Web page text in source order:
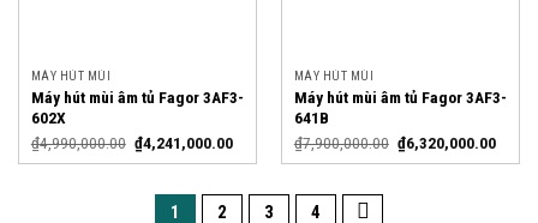
MÁY HÚT MÙI
Máy hút mùi âm tủ Fagor 3AF3-
602X
₫4,990,000.00 ₫4,241,000.00
MÁY HÚT MÙI
Máy hút mùi âm tủ Fagor 3AF3-
641B
₫7,900,000.00 ₫6,320,000.00
1 2 3 4